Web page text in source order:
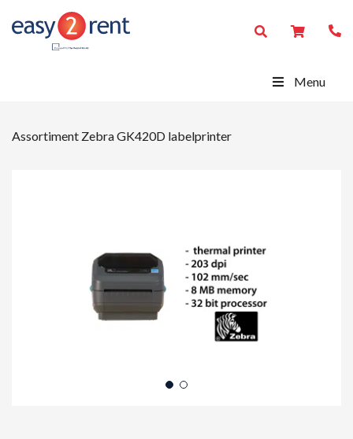
Menu
Assortiment Zebra GK420D labelprinter